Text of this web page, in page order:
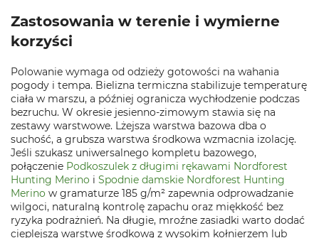
Zastosowania w terenie i wymierne
korzyści
Polowanie wymaga od odzieży gotowości na wahania
pogody i tempa. Bielizna termiczna stabilizuje temperaturę
ciała w marszu, a później ogranicza wychłodzenie podczas
bezruchu. W okresie jesienno‑zimowym stawia się na
zestawy warstwowe. Lżejsza warstwa bazowa dba o
suchość, a grubsza warstwa środkowa wzmacnia izolację.
Jeśli szukasz uniwersalnego kompletu bazowego,
połączenie Podkoszulek z długimi rękawami Nordforest
Hunting Merino i Spodnie damskie Nordforest Hunting
Merino w gramaturze 185 g/m² zapewnia odprowadzanie
wilgoci, naturalną kontrolę zapachu oraz miękkość bez
ryzyka podrażnień. Na długie, mroźne zasiadki warto dodać
cieplejszą warstwę środkową z wysokim kołnierzem lub